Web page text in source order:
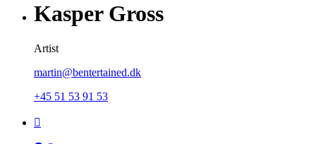
Kasper Gross
Artist
martin@bentertained.dk
+45 51 53 91 53